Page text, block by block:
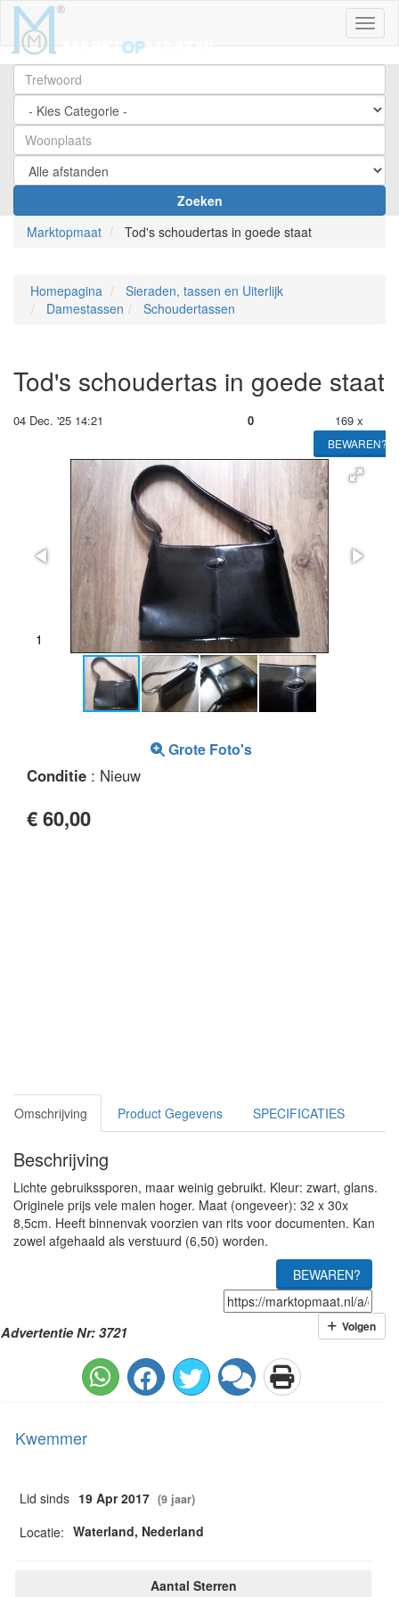
Zoeken
Marktopmaat
Tod's schoudertas in goede staat
Homepagina
Sieraden, tassen en Uiterlijk
Damestassen
Schoudertassen
Tod's schoudertas in goede staat
04 Dec. '25 14:21 0 169 x
BEWAREN?
12
Grote Foto's
Conditie : Nieuw
€ 60,00
Omschrijving Product Gegevens SPECIFICATIES
Beschrijving
Lichte gebruikssporen, maar weinig gebruikt. Kleur: zwart, glans.
Originele prijs vele malen hoger. Maat (ongeveer): 32 x 30x
8,5cm. Heeft binnenvak voorzien van rits voor documenten. Kan
zowel afgehaald als verstuurd (6,50) worden.
BEWAREN?
Advertentie Nr: 3721 Volgen
Kwemmer
Lid sinds 19 Apr 2017 (9 jaar)
Locatie: Waterland, Nederland
Aantal Sterren